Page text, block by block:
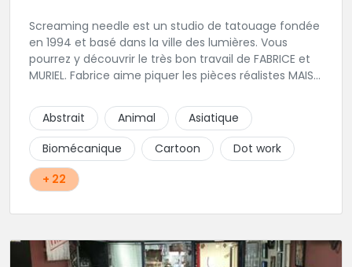
Screaming needle est un studio de tatouage fondée
en 1994 et basé dans la ville des lumières. Vous
pourrez y découvrir le très bon travail de FABRICE et
MURIEL. Fabrice aime piquer les pièces réalistes MAIS
tribales ou polynesiennes ainsi que le lettrage. Nous
vous invitons à leurs transmettre des questions par
message ou à goutter à venir l'univers convivial du
shop...
Abstrait Animal
Asiatique
Biomécanique
Cartoon
Dot work
+ 22